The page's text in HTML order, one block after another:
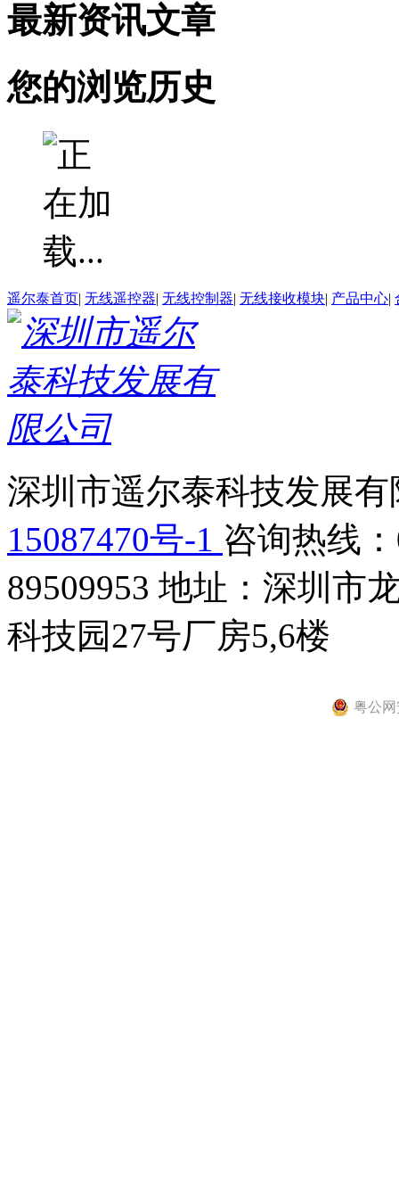
最新资讯文章
您的浏览历史
遥尔泰首页| 无线遥控器| 无线控制器| 无线接收模块| 产品中心|
深圳市遥尔泰科技发展
15087470号-1 咨询热线
89509953 地址：深圳市
科技园27号厂房5,6楼
粤公网